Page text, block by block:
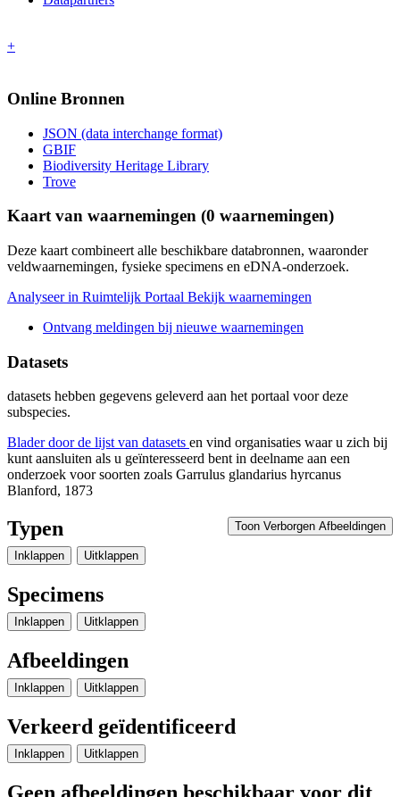
+
Online Bronnen
JSON (data interchange format)
GBIF
Biodiversity Heritage Library
Trove
Kaart van waarnemingen (0 waarnemingen)
Deze kaart combineert alle beschikbare databronnen, waaronder
veldwaarnemingen, fysieke specimens en eDNA-onderzoek.
Analyseer in Ruimtelijk Portaal Bekijk waarnemingen
Ontvang meldingen bij nieuwe waarnemingen
Datasets
datasets hebben gegevens geleverd aan het portaal voor deze
subspecies.
Blader door de lijst van datasets en vind organisaties waar u zich bij
kunt aansluiten als u geïnteresseerd bent in deelname aan een
onderzoek voor soorten zoals Garrulus glandarius hyrcanus
Blanford, 1873
Toon Verborgen Afbeeldingen
Typen
Inklappen Uitklappen
Specimens
Inklappen Uitklappen
Afbeeldingen
Inklappen Uitklappen
Verkeerd geïdentificeerd
Inklappen Uitklappen